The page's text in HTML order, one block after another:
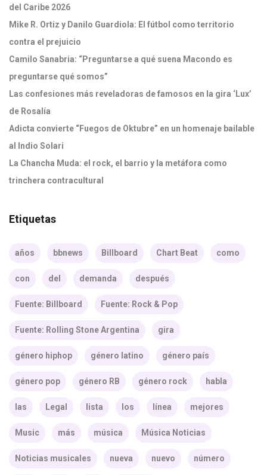
del Caribe 2026
Mike R. Ortiz y Danilo Guardiola: El fútbol como territorio
contra el prejuicio
Camilo Sanabria: “Preguntarse a qué suena Macondo es
preguntarse qué somos”
Las confesiones más reveladoras de famosos en la gira ‘Lux’
de Rosalía
Adicta convierte “Fuegos de Oktubre” en un homenaje bailable
al Indio Solari
La Chancha Muda: el rock, el barrio y la metáfora como
trinchera contracultural
Etiquetas
años bbnews Billboard Chart Beat como
con del demanda después
Fuente: Billboard Fuente: Rock & Pop
Fuente: Rolling Stone Argentina gira
género hiphop género latino género país
género pop género RB género rock habla
las Legal lista los línea mejores
Music más música Música Noticias
Noticias musicales nueva nuevo número